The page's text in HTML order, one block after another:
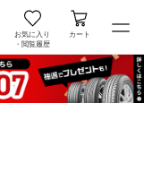
お気に入り
・ 閲覧履歴
カート